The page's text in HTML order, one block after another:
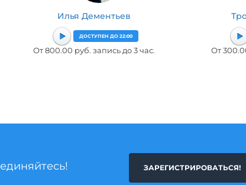
Илья Дементьев
ДОСТУПЕН ДО 22:00
От 800.00 руб. запись до 3 час. От
ЗАРЕГИСТРИРОВАТЬСЯ!